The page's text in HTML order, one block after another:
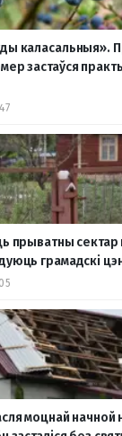
каласальныя».
застаўся
прыватны сектар
грамадскі
моцнай начной